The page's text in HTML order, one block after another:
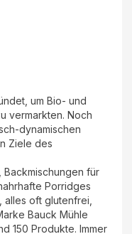
um Bio- und
vermarkten. Noch
dynamischen
Ziele des
für
Porridges
oft glutenfrei,
Bauck Mühle
150 Produkte. Immer